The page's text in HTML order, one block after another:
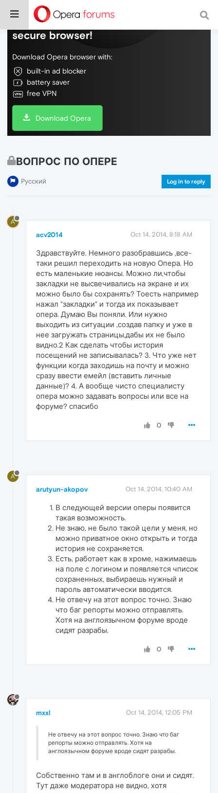
Do more on the web, with a fast and
secure browser!
Download Opera browser with:
built-in ad blocker
battery saver
free VPN
Download Opera
ВОПРОС ПО ОПЕРЕ
Русский Log in to reply
A
acv2014 Oct 14, 2014, 8:18 AM
Здравствуйте. Немного разобравшись ,все-
таки решил переходить на новую Опера. Но
есть маленькие нюансы. Можно ли,чтобы
закладки не высвечивались на экране и их
можно было бы сохранять? Тоесть например
нажал "закладки" и тогда их показывает
опера. Думаю Вы поняли. Или нужно
выходить из ситуации ,создав папку и уже в
нее загружать страницы,дабы их не было
видно.2 Как сделать чтобы история
посещений не записывалась? 3. Что уже нет
функции когда заходишь на почту и можно
сразу ввести емейл (вставить личные
данные)? 4. А вообще чисто специалисту
опера можно задавать вопросы или все на
форуме? спасибо
0
A
arutyun-akopov Oct 14, 2014, 10:40 AM
В следующей версии оперы появится
такая возможность.
Не знаю, не было такой цели у меня, но
можно приватное окно открыть и тогда
история не сохраняется.
Есть, работает как в хроме, нажимаешь
на поле с логином и появляется чписок
сохраненных, выбираешь нужный и
пароль автоматически вводится.
Не отвечу на этот вопрос точно. Знаю
что баг репорты можно отправлять.
Хотя на англоязычном форуме вроде
сидят разрабы.
0
mxxl Oct 14, 2014, 12:05 PM
Не отвечу на этот вопрос точно. Знаю что баг
репорты можно отправлять. Хотя на
англоязычном форуме вроде сидят разрабы.
Собственно там и в англоблоге они и сидят.
Тут даже модератора не видно, хотя